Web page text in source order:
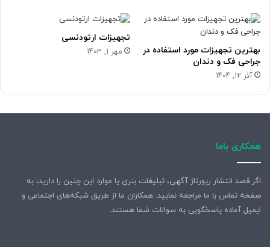
بهترین تجهیزات مورد استفاده در
جراحی فک و دندان
آذر 12, 1404
تجهیزات ارتودنسی
مهر 1, 1403
همکاری باما
اگر قصد انتشار رپورتاژ آگهی، تبلیغات بنری یا موارد این چنین را دارید، به
صفحه تماس با ما مراجعه نمایید. همکاران ما از طریق شبکه‌های اجتماعی و
ایمیل آماده پاسخگویی به سوالات شما هستند.